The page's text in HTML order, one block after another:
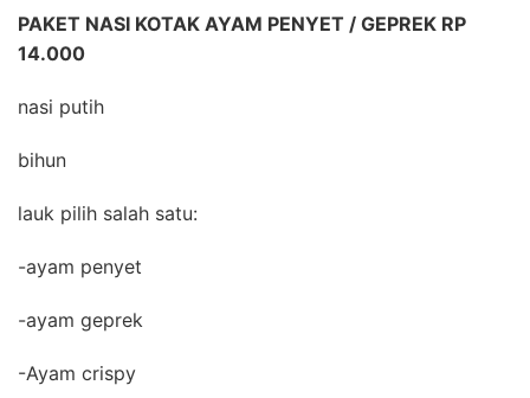
PAKET NASI KOTAK AYAM PENYET / GEPREK RP
14.000
nasi putih
bihun
lauk pilih salah satu:
-ayam penyet
-ayam geprek
-Ayam crispy